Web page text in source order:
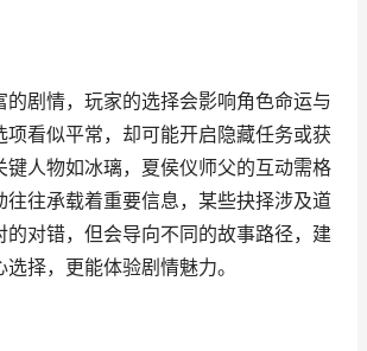
的剧情，玩家的选择会影响角色命运与
项看似平常，却可能开启隐藏任务或获
键人物如冰璃，夏侯仪师父的互动需格
往往承载着重要信息，某些抉择涉及道
的对错，但会导向不同的故事路径，建
择，更能体验剧情魅力。